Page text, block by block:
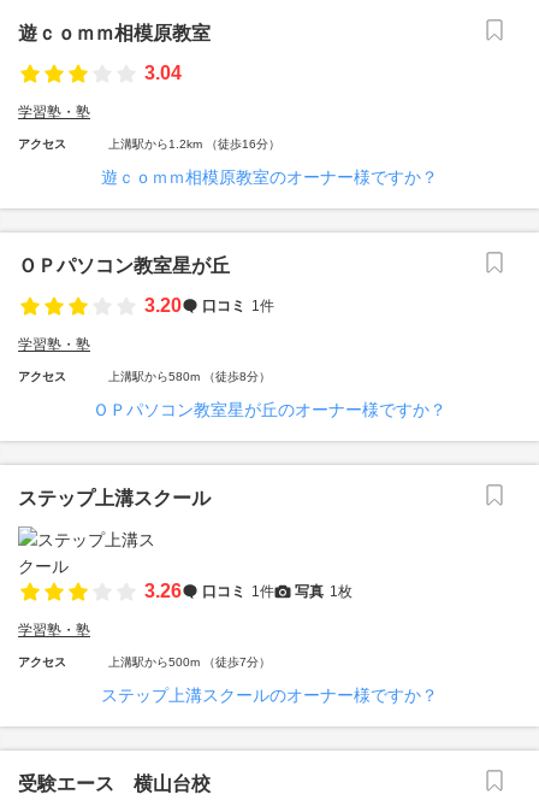
遊ｃｏｍｍ相模原教室
3.04
学習塾・塾
アクセス 上溝駅から1.2km （徒歩16分）
遊ｃｏｍｍ相模原教室のオーナー様ですか？
ＯＰパソコン教室星が丘
3.20
口コミ 1件
学習塾・塾
アクセス 上溝駅から580m （徒歩8分）
ＯＰパソコン教室星が丘のオーナー様ですか？
ステップ上溝スクール
3.26 口コミ 1件 写真 1枚
学習塾・塾
アクセス 上溝駅から500m （徒歩7分）
ステップ上溝スクールのオーナー様ですか？
受験エース 横山台校